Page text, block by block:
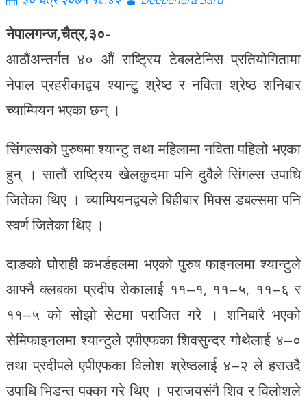
नेपालगन्ज,चैत्र,३०-
आठौंअन्तर्गत ४० औं राष्ट्रिय टेबलटेनिस प्रतियोगितामा
नेपाल प्रहरीकाद्वय श्यान्टु श्रेष्ठ र नविता श्रेष्ठ शनिबार
च्याम्पियन भएका छन् ।
सिंगल्सको पुरुषमा श्यान्टु तथा महिलामा नविता पहिलो भएका
हुन् । सातौं राष्ट्रिय खेलकुदमा पनि दुवैले सिंगल्स उपाधि
जितेका थिए । च्याम्पियनद्वयले बिहीबार मिक्स डबल्समा पनि
स्वर्ण जितेका थिए ।
दाङको घोराही कभर्डहलमा भएको पुरुष फाइनलमा श्यान्टुले
आफ्नै क्लबका प्रदीप रोकालाई ११–१, ११–५, ११–६ र
११–५ को सोझो सेटमा पराजित गरे । शनिबारै भएको
सेमिफाइनलमा श्यान्टुले एपीएफका शिवसुन्दर गोथेलाई ४–०
तथा प्रदीपले एपीएफका विलोश श्रेष्ठलाई ४–२ ले हराउदै
उपाधि भिडन्त पक्का गरे थिए । पराजयसंगै शिव र विलोशले